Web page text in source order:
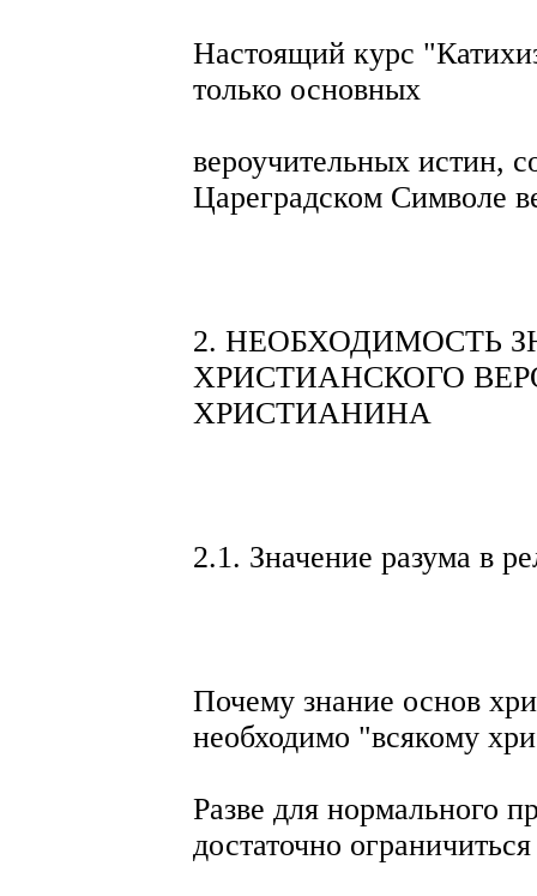
Настоящий курс
только основных
вероучительных истин,
Цареградском Символе
2. НЕОБХОДИМОСТЬ
ХРИСТИАНСКОГО
ХРИСТИАНИНА
2.1. Значение разума в
Почему знание основ
необходимо "всякому
Разве для нормального
достаточно ограничиться